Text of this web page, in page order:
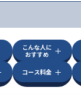
こんな人に
おすすめ
コース料金